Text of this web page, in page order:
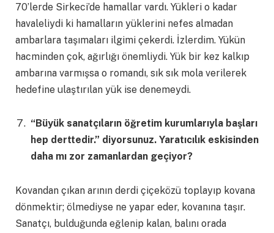
70’lerde Sirkeci’de hamallar vardı. Yükleri o kadar
havaleliydi ki hamalların yüklerini nefes almadan
ambarlara taşımaları ilgimi çekerdi. İzlerdim. Yükün
hacminden çok, ağırlığı önemliydi. Yük bir kez kalkıp
ambarına varmışsa o romandı, sık sık mola verilerek
hedefine ulaştırılan yük ise denemeydi.
“Büyük sanatçıların öğretim kurumlarıyla başları
hep derttedir.” diyorsunuz. Yaratıcılık eskisinden
daha mı zor zamanlardan geçiyor?
Kovandan çıkan arının derdi çiçeközü toplayıp kovana
dönmektir; ölmediyse ne yapar eder, kovanına taşır.
Sanatçı, bulduğunda eğlenip kalan, balını orada